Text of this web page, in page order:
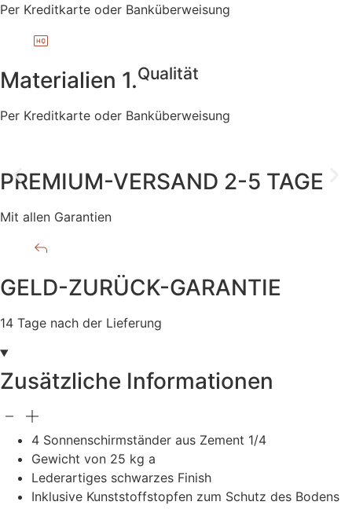
Per Kreditkarte oder Banküberweisung
Materialien 1.Qualität
Per Kreditkarte oder Banküberweisung
PREMIUM-VERSAND 2-5 TAGE
Mit allen Garantien
GELD-ZURÜCK-GARANTIE
14 Tage nach der Lieferung
Zusätzliche Informationen
4 Sonnenschirmständer aus Zement 1/4
Gewicht von 25 kg a
Lederartiges schwarzes Finish
Inklusive Kunststoffstopfen zum Schutz des Bodens